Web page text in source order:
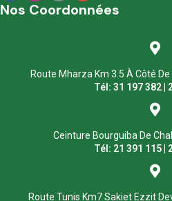
Nos Coordonnées
Route Mharza Km 3.5 À Côté
Tél: 31 197 382 |
Ceinture Bourguiba De
Tél: 21 391 115 |
Route Tunis Km7 Sakiet Ezzit